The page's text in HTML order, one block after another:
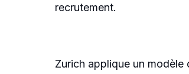
recrutement.
Zurich applique un